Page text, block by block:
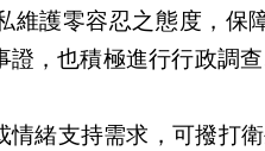
維護零容忍之態度，
，也積極進行行政調
情緒支持需求，可撥打